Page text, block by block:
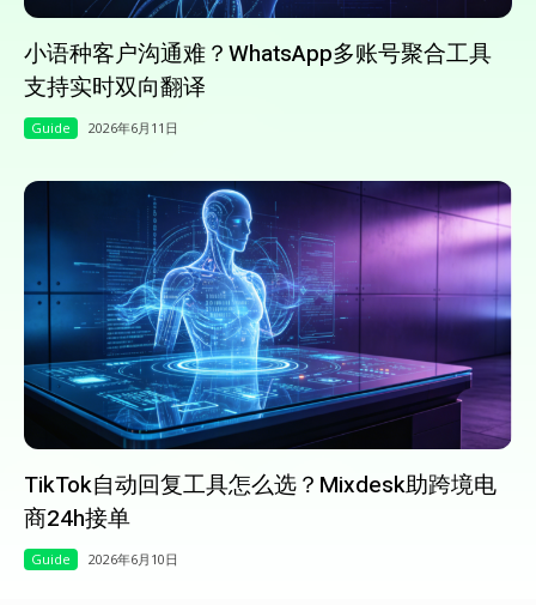
小语种客户沟通难？WhatsApp多账号聚合工具
支持实时双向翻译
Guide 2026年6月11日
TikTok自动回复工具怎么选？Mixdesk助跨境电
商24h接单
Guide 2026年6月10日